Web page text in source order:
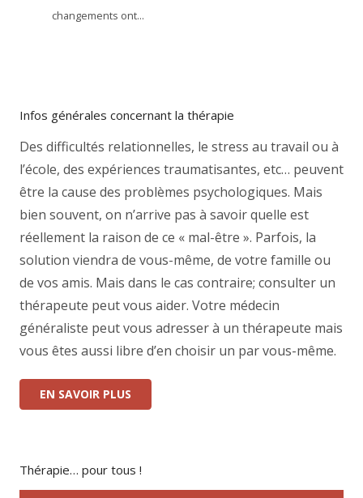
changements ont...
Infos générales concernant la thérapie
Des difficultés relationnelles, le stress au travail ou à
l’école, des expériences traumatisantes, etc… peuvent
être la cause des problèmes psychologiques. Mais
bien souvent, on n’arrive pas à savoir quelle est
réellement la raison de ce « mal-être ». Parfois, la
solution viendra de vous-même, de votre famille ou
de vos amis. Mais dans le cas contraire; consulter un
thérapeute peut vous aider. Votre médecin
généraliste peut vous adresser à un thérapeute mais
vous êtes aussi libre d’en choisir un par vous-même.
EN SAVOIR PLUS
Thérapie… pour tous !